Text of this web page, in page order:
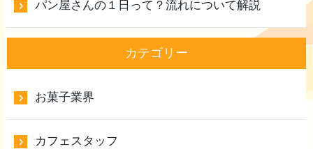
パン屋さんの１日って？流れについて解説
カテゴリー
お菓子業界
カフェスタッフ